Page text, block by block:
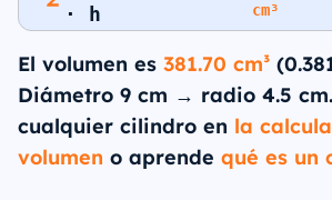
· h
cm³
El volumen es 381.70 cm³
Diámetro 9 cm → radio 4.5
cualquier cilindro en la
volumen o aprende qué es un